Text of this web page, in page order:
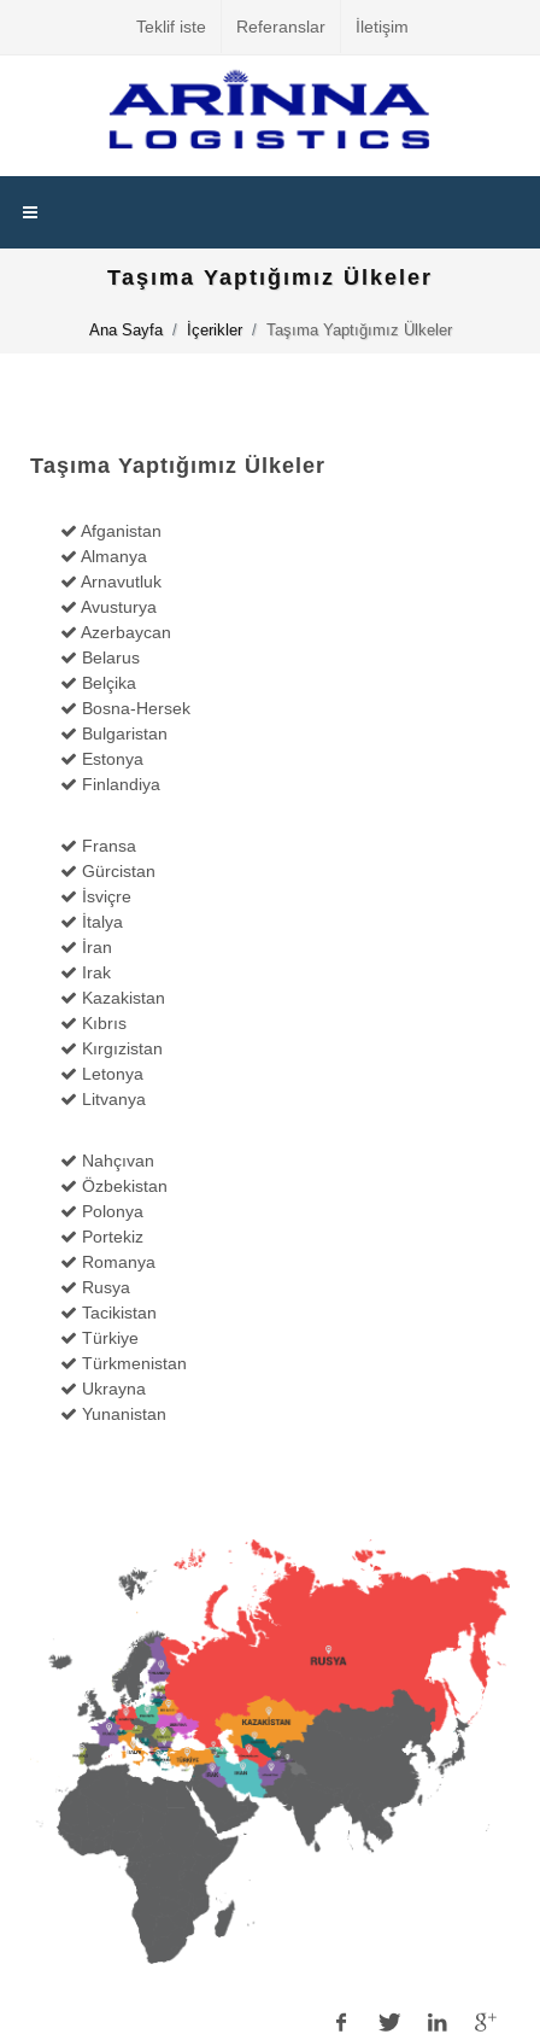
Teklif iste Referanslar İletişim
Taşıma Yaptığımız Ülkeler
Ana Sayfa İçerikler Taşıma Yaptığımız Ülkeler
Taşıma Yaptığımız Ülkeler
Afganistan
Almanya
Arnavutluk
Avusturya
Azerbaycan
Belarus
Belçika
Bosna-Hersek
Bulgaristan
Estonya
Finlandiya
Fransa
Gürcistan
İsviçre
İtalya
İran
Irak
Kazakistan
Kıbrıs
Kırgızistan
Letonya
Litvanya
Nahçıvan
Özbekistan
Polonya
Portekiz
Romanya
Rusya
Tacikistan
Türkiye
Türkmenistan
Ukrayna
Yunanistan